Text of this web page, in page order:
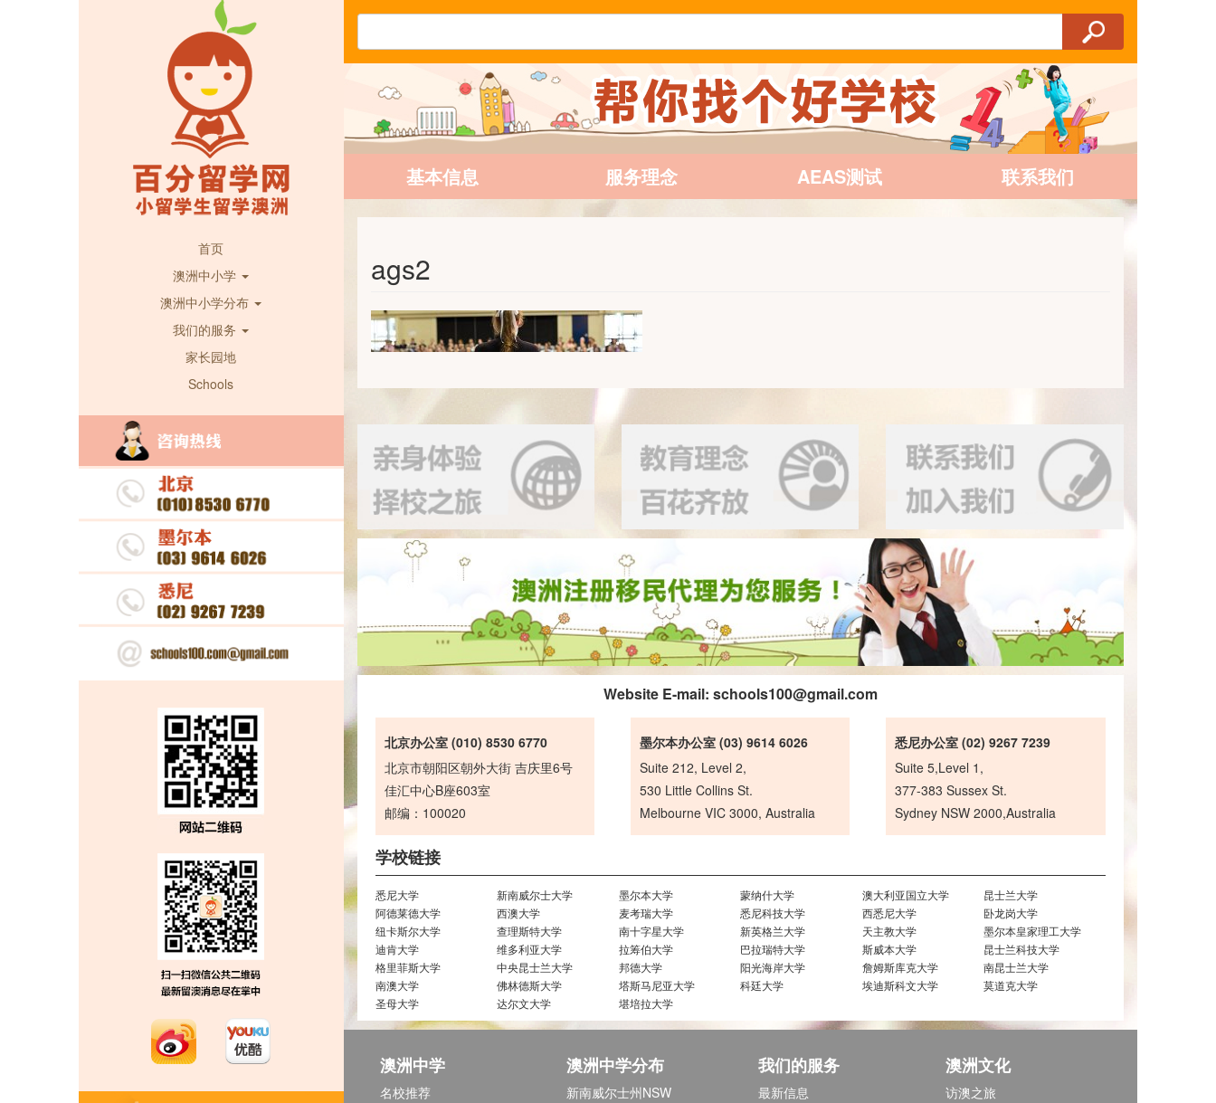
首页
澳洲中小学
澳洲中小学分布
我们的服务
家长园地
Schools
基本信息 服务理念 AEAS测试 联系我们
ags2
Website E-mail: schools100@gmail.com
北京办公室 (010) 8530 6770
北京市朝阳区朝外大街 吉庆里6号
佳汇中心B座603室
邮编：100020
墨尔本办公室 (03) 9614 6026
Suite 212, Level 2,
530 Little Collins St.
Melbourne VIC 3000, Australia
悉尼办公室 (02) 9267 7239
Suite 5,Level 1,
377-383 Sussex St.
Sydney NSW 2000,Australia
学校链接
悉尼大学 新南威尔士大学 墨尔本大学 蒙纳什大学 澳大利亚国立大学
昆士兰大学
阿德莱德大学
西澳大学 麦考瑞大学 悉尼科技大学 西悉尼大学
卧龙岗大学
纽卡斯尔大学
查理斯特大学 南十字星大学 新英格兰大学 天主教大学
墨尔本皇家理工大学
迪肯大学
维多利亚大学 拉筹伯大学 巴拉瑞特大学 斯威本大学
昆士兰科技大学
格里菲斯大学
中央昆士兰大学 邦德大学 阳光海岸大学 詹姆斯库克大学
南昆士兰大学
南澳大学
佛林德斯大学 塔斯马尼亚大学 科廷大学 埃迪斯科文大学
莫道克大学
圣母大学
达尔文大学 堪培拉大学
澳洲中学
名校推荐
澳洲中学分布
新南威尔士州NSW
我们的服务
最新信息
澳洲文化
访澳之旅